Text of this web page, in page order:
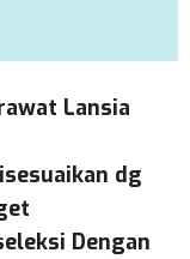
Lansia
dg
Dengan